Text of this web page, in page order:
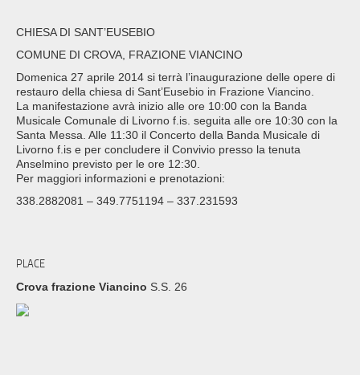
CHIESA DI SANT’EUSEBIO
COMUNE DI CROVA, FRAZIONE VIANCINO
Domenica 27 aprile 2014 si terrà l’inaugurazione delle opere di
restauro della chiesa di Sant’Eusebio in Frazione Viancino.
La manifestazione avrà inizio alle ore 10:00 con la Banda
Musicale Comunale di Livorno f.is. seguita alle ore 10:30 con la
Santa Messa. Alle 11:30 il Concerto della Banda Musicale di
Livorno f.is e per concludere il Convivio presso la tenuta
Anselmino previsto per le ore 12:30.
Per maggiori informazioni e prenotazioni:
338.2882081 – 349.7751194 – 337.231593
PLACE
Crova frazione Viancino S.S. 26